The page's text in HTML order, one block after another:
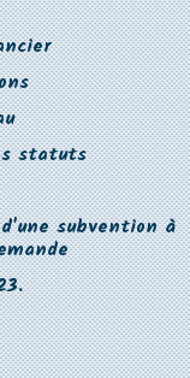
statuts
subvention à